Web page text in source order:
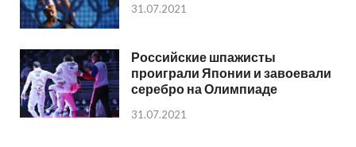
31.07.2021
Российские шпажисты
проиграли Японии и завоевали
серебро на Олимпиаде
31.07.2021